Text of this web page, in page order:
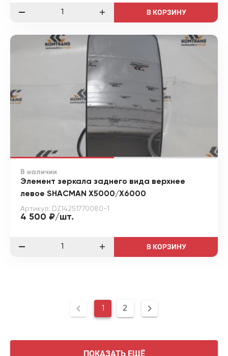
В КОРЗИНУ
В наличии
Элемент зеркала заднего вида верхнее
левое SHACMAN X5000/X6000
Артикул: DZ14251770080-1
4 500 ₽/шт.
В КОРЗИНУ
1 2
ПОКАЗАТЬ ЕЩЁ